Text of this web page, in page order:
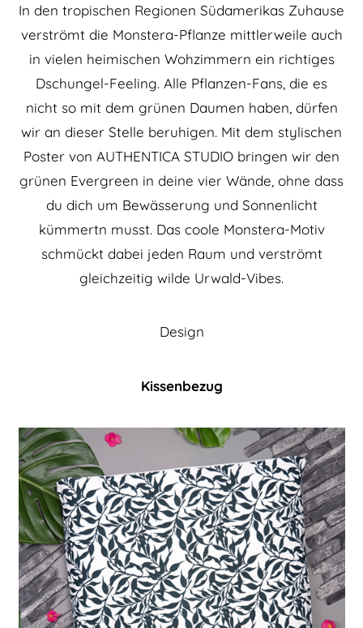
In den tropischen Regionen Südamerikas Zuhause
verströmt die Monstera-Pflanze mittlerweile auch
in vielen heimischen Wohzimmern ein richtiges
Dschungel-Feeling. Alle Pflanzen-Fans, die es
nicht so mit dem grünen Daumen haben, dürfen
wir an dieser Stelle beruhigen. Mit dem stylischen
Poster von AUTHENTICA STUDIO bringen wir den
grünen Evergreen in deine vier Wände, ohne dass
du dich um Bewässerung und Sonnenlicht
kümmertn musst. Das coole Monstera-Motiv
schmückt dabei jeden Raum und verströmt
gleichzeitig wilde Urwald-Vibes.
Design
Kissenbezug